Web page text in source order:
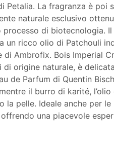
Petalia. La fragranza è poi
naturale esclusivo
processo di biotecnologia.
un ricco olio di Patchouli
di Ambrofix. Bois Imperial
di origine naturale, è
de Parfum di Quentin
il burro di karité,
la pelle. Ideale anche per
una piacevole